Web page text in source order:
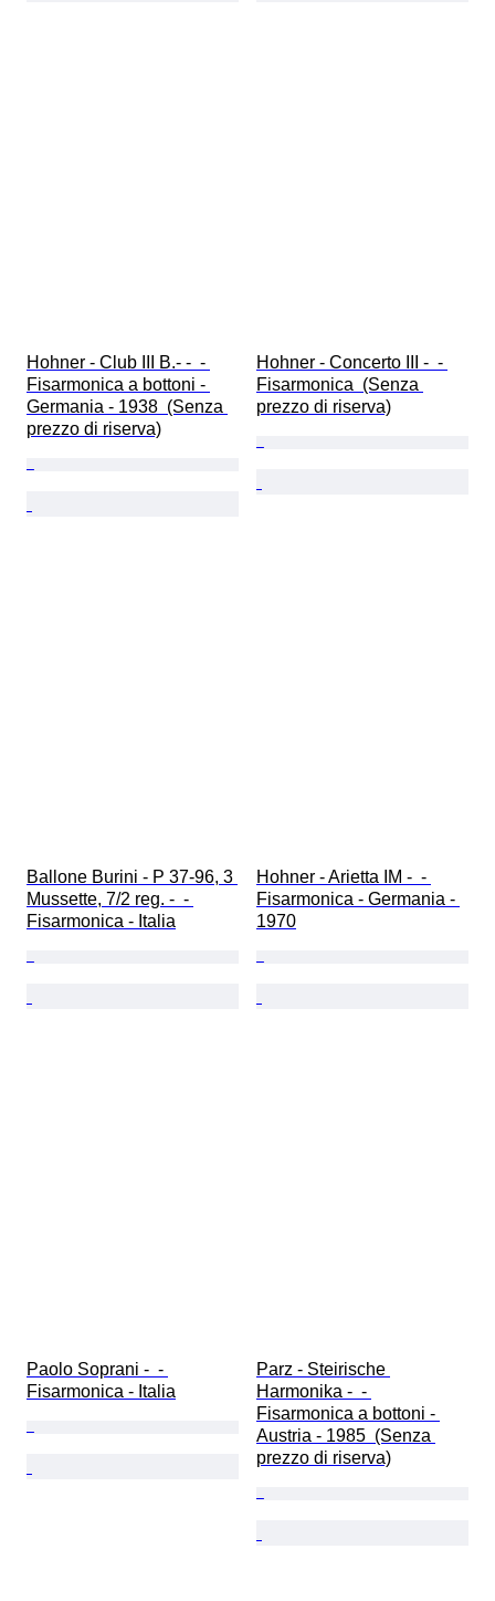
Hohner - Club III B.- -  -
Fisarmonica a bottoni -
Germania - 1938  (Senza
prezzo di riserva)
Hohner - Concerto III -  -
Fisarmonica  (Senza
prezzo di riserva)
Ballone Burini - P 37-96, 3
Mussette, 7/2 reg. -  -
Fisarmonica - Italia
Hohner - Arietta IM -  -
Fisarmonica - Germania -
1970
Paolo Soprani -  -
Fisarmonica - Italia
Parz - Steirische
Harmonika -  -
Fisarmonica a bottoni -
Austria - 1985  (Senza
prezzo di riserva)